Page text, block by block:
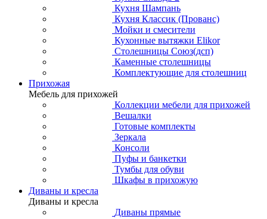
Кухня Шампань
Кухня Классик (Прованс)
Мойки и смесители
Кухонные вытяжки Elikor
Столешницы Союз(дсп)
Каменные столешницы
Комплектующие для столешниц
Прихожая
Мебель для прихожей
Коллекции мебели для прихожей
Вешалки
Готовые комплекты
Зеркала
Консоли
Пуфы и банкетки
Тумбы для обуви
Шкафы в прихожую
Диваны и кресла
Диваны и кресла
Диваны прямые